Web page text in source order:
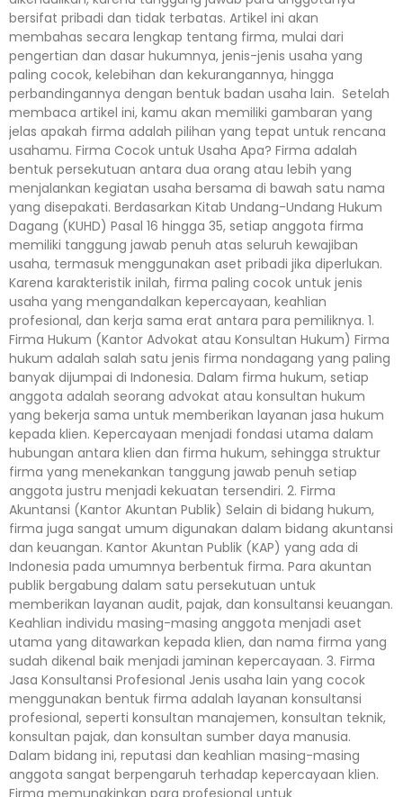
bersifat pribadi dan tidak terbatas. Artikel ini akan
membahas secara lengkap tentang firma, mulai dari
pengertian dan dasar hukumnya, jenis-jenis usaha yang
paling cocok, kelebihan dan kekurangannya, hingga
perbandingannya dengan bentuk badan usaha lain. Setelah
membaca artikel ini, kamu akan memiliki gambaran yang
jelas apakah firma adalah pilihan yang tepat untuk rencana
usahamu. Firma Cocok untuk Usaha Apa? Firma adalah
bentuk persekutuan antara dua orang atau lebih yang
menjalankan kegiatan usaha bersama di bawah satu nama
yang disepakati. Berdasarkan Kitab Undang-Undang Hukum
Dagang (KUHD) Pasal 16 hingga 35, setiap anggota firma
memiliki tanggung jawab penuh atas seluruh kewajiban
usaha, termasuk menggunakan aset pribadi jika diperlukan.
Karena karakteristik inilah, firma paling cocok untuk jenis
usaha yang mengandalkan kepercayaan, keahlian
profesional, dan kerja sama erat antara para pemiliknya. 1.
Firma Hukum (Kantor Advokat atau Konsultan Hukum) Firma
hukum adalah salah satu jenis firma nondagang yang paling
banyak dijumpai di Indonesia. Dalam firma hukum, setiap
anggota adalah seorang advokat atau konsultan hukum
yang bekerja sama untuk memberikan layanan jasa hukum
kepada klien. Kepercayaan menjadi fondasi utama dalam
hubungan antara klien dan firma hukum, sehingga struktur
firma yang menekankan tanggung jawab penuh setiap
anggota justru menjadi kekuatan tersendiri. 2. Firma
Akuntansi (Kantor Akuntan Publik) Selain di bidang hukum,
firma juga sangat umum digunakan dalam bidang akuntansi
dan keuangan. Kantor Akuntan Publik (KAP) yang ada di
Indonesia pada umumnya berbentuk firma. Para akuntan
publik bergabung dalam satu persekutuan untuk
memberikan layanan audit, pajak, dan konsultansi keuangan.
Keahlian individu masing-masing anggota menjadi aset
utama yang ditawarkan kepada klien, dan nama firma yang
sudah dikenal baik menjadi jaminan kepercayaan. 3. Firma
Jasa Konsultansi Profesional Jenis usaha lain yang cocok
menggunakan bentuk firma adalah layanan konsultansi
profesional, seperti konsultan manajemen, konsultan teknik,
konsultan pajak, dan konsultan sumber daya manusia.
Dalam bidang ini, reputasi dan keahlian masing-masing
anggota sangat berpengaruh terhadap kepercayaan klien.
Firma memungkinkan para profesional untuk